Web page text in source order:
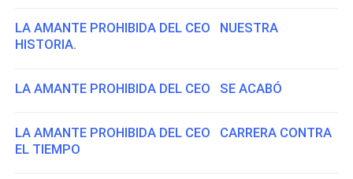
LA AMANTE PROHIBIDA DEL CEO NUESTRA
HISTORIA.
LA AMANTE PROHIBIDA DEL CEO SE ACABÓ
LA AMANTE PROHIBIDA DEL CEO CARRERA CONTRA
EL TIEMPO